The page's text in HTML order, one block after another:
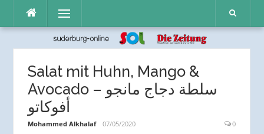
Inhalt
Menü
Salat mit Huhn, Mango &
Avocado – سلطة دجاج مانجو
أفوكاتو
Mohammed Alkhalaf 07/05/2020 0